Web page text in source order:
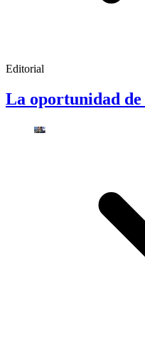
Editorial
La oportunidad